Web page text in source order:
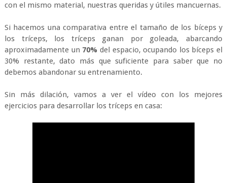
con el mismo material, nuestras queridas y útiles mancuernas.
Si hacemos una comparativa entre el tamaño de los bíceps y
los tríceps, los tríceps ganan por goleada, abarcando
aproximadamente un 70% del espacio, ocupando los bíceps el
30% restante, dato más que suficiente para saber que no
debemos abandonar su entrenamiento.
Sin más dilación, vamos a ver el vídeo con los mejores
ejercicios para desarrollar los tríceps en casa: